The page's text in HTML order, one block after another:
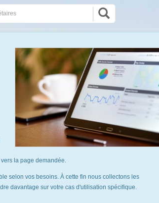
la page demandée.
selon vos besoins. À cette fin nous collectons les
davantage sur votre cas d'utilisation spécifique.